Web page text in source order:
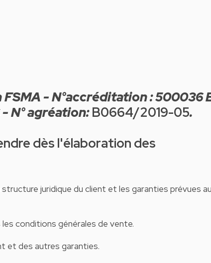
N° agréation:B0664/2019-05.
dès l'élaboration des
juridique du client et les garanties prévues au
conditions générales de vente.
et des autres garanties.